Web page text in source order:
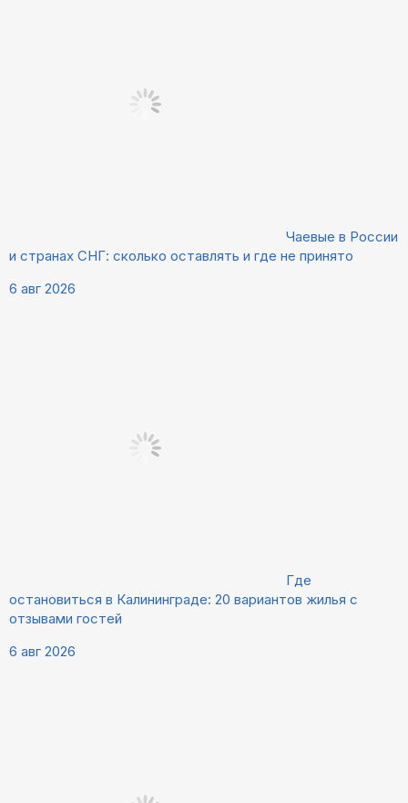
Чаевые в России
и странах СНГ: сколько оставлять и где не принято
6 авг 2026
Где
остановиться в Калининграде: 20 вариантов жилья с
отзывами гостей
6 авг 2026